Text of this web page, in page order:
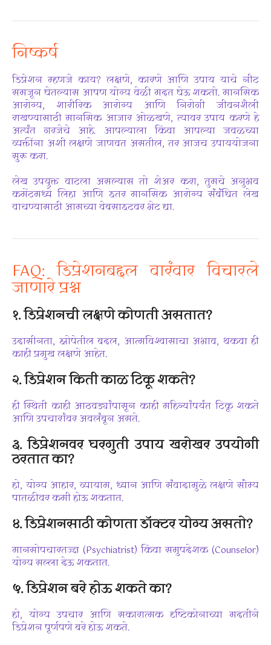
निष्कर्ष
डिप्रेशन म्हणजे काय? लक्षणे, कारणे आणि उपाय याचे नीट
समजून घेतल्यास आपण योग्य वेळी मदत घेऊ शकतो. मानसिक
आरोग्य, शारीरिक आरोग्य आणि निरोगी जीवनशैली
राखण्यासाठी मानसिक आजार ओळखणे, त्यावर उपाय करणे हे
अत्यंत गरजेचे आहे. आपल्याला किंवा आपल्या जवळच्या
व्यक्तींना अशी लक्षणे जाणवत असतील, तर आजच उपाययोजना
सुरू करा.
लेख उपयुक्त वाटला असल्यास तो शेअर करा, तुमचे अनुभव
कमेंटमध्ये लिहा आणि इतर मानसिक आरोग्य संबंधित लेख
वाचण्यासाठी आमच्या वेबसाइटवर भेट द्या.
FAQ: डिप्रेशनबद्दल वारंवार विचारले
जाणारे प्रश्न
१. डिप्रेशनची लक्षणे कोणती असतात?
उदासीनता, झोपेतील बदल, आत्मविश्वासाचा अभाव, थकवा ही
काही प्रमुख लक्षणे आहेत.
२. डिप्रेशन किती काळ टिकू शकते?
ही स्थिती काही आठवड्यांपासून काही महिन्यांपर्यंत टिकू शकते
आणि उपचारांवर अवलंबून असते.
३. डिप्रेशनवर घरगुती उपाय खरोखर उपयोगी
ठरतात का?
हो, योग्य आहार, व्यायाम, ध्यान आणि संवादामुळे लक्षणे सौम्य
पातळीवर कमी होऊ शकतात.
४. डिप्रेशनसाठी कोणता डॉक्टर योग्य असतो?
मानसोपचारतज्ज्ञ (Psychiatrist) किंवा समुपदेशक (Counselor)
योग्य सल्ला देऊ शकतात.
५. डिप्रेशन बरे होऊ शकते का?
हो, योग्य उपचार आणि सकारात्मक दृष्टिकोनाच्या मदतीने
डिप्रेशन पूर्णपणे बरे होऊ शकते.